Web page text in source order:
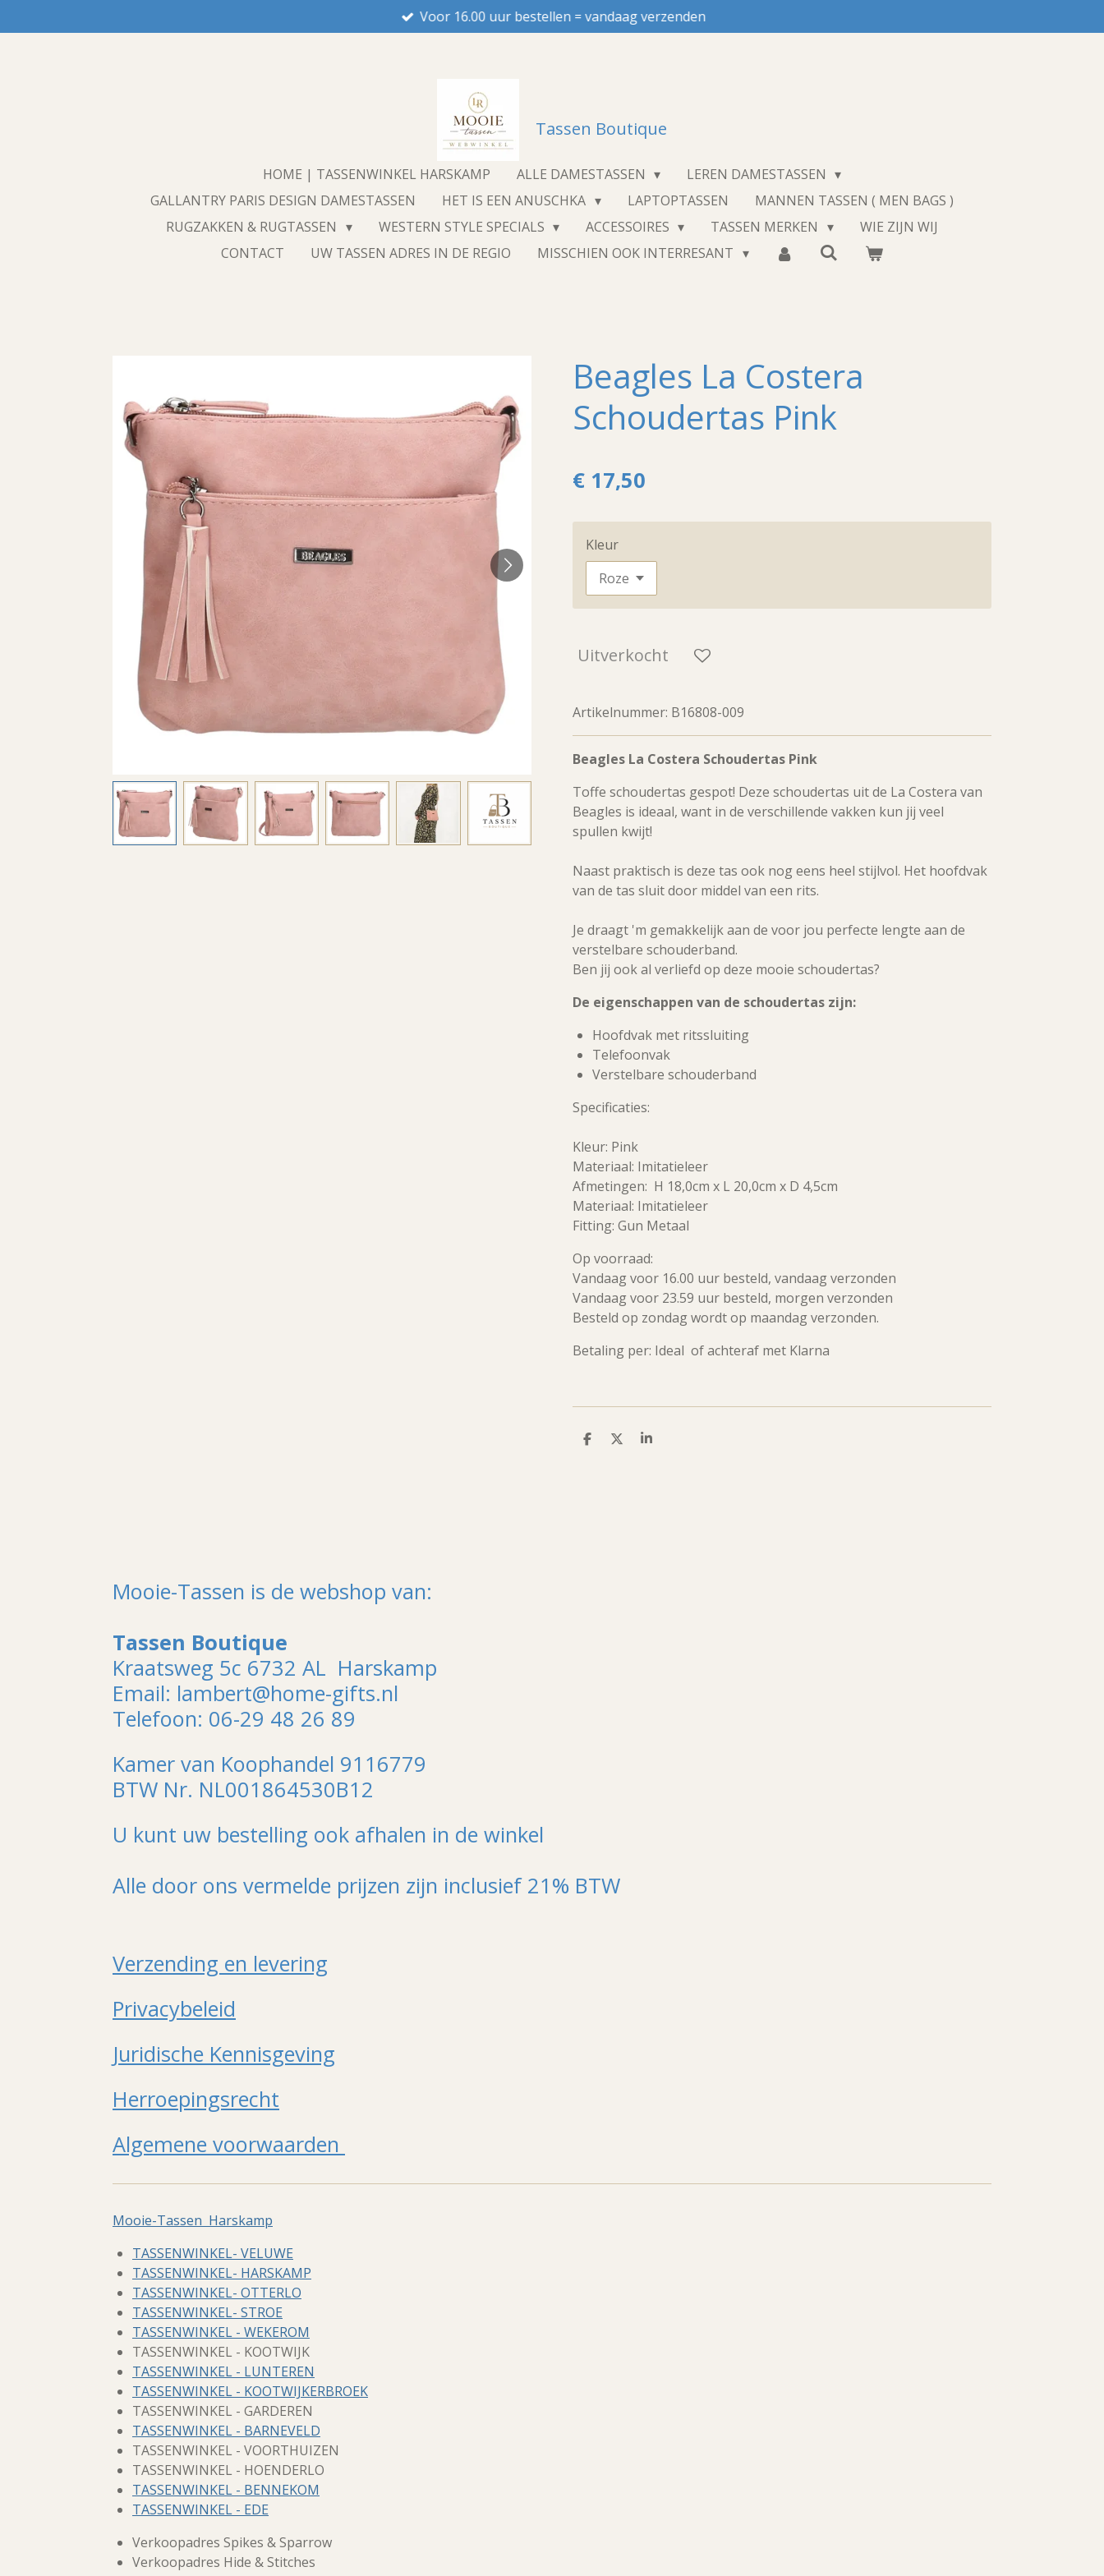
direct
Voor 16.00 uur bestellen = vandaag verzenden
Tassen Boutique
HOME | TASSENWINKEL HARSKAMP ALLE DAMESTASSEN
LEREN DAMESTASSEN
GALLANTRY PARIS DESIGN DAMESTASSEN
HET IS EEN ANUSCHKA LAPTOPTASSEN
MANNEN TASSEN ( MEN BAGS )
RUGZAKKEN & RUGTASSEN
WESTERN STYLE SPECIALS ACCESSOIRES TASSEN MERKEN
WIE ZIJN WIJ
CONTACT
UW TASSEN ADRES IN DE REGIO MISSCHIEN OOK INTERRESANT
Beagles La Costera
Schoudertas Pink
€ 17,50
Kleur
Uitverkocht
Artikelnummer: B16808-009
Beagles La Costera Schoudertas Pink
Toffe schoudertas gespot! Deze schoudertas uit de La Costera van
Beagles is ideaal, want in de verschillende vakken kun jij veel
spullen kwijt!
Naast praktisch is deze tas ook nog eens heel stijlvol. Het hoofdvak
van de tas sluit door middel van een rits.
Je draagt 'm gemakkelijk aan de voor jou perfecte lengte aan de
verstelbare schouderband.
Ben jij ook al verliefd op deze mooie schoudertas?
De eigenschappen van de schoudertas zijn:
Hoofdvak met ritssluiting
Telefoonvak
Verstelbare schouderband
Specificaties:
Kleur: Pink
Materiaal: Imitatieleer
Afmetingen: H 18,0cm x L 20,0cm x D 4,5cm
Materiaal: Imitatieleer
Fitting: Gun Metaal
Op voorraad:
Vandaag voor 16.00 uur besteld, vandaag verzonden
Vandaag voor 23.59 uur besteld, morgen verzonden
Besteld op zondag wordt op maandag verzonden.
Betaling per: Ideal of achteraf met Klarna
D
D
S
Mooie-Tassen is de webshop van:
Tassen Boutique
Kraatsweg 5c 6732 AL Harskamp
Email: lambert@home-gifts.nl
Telefoon: 06-29 48 26 89
Kamer van Koophandel 9116779
BTW Nr. NL001864530B12
U kunt uw bestelling ook afhalen in de winkel
Alle door ons vermelde prijzen zijn inclusief 21% BTW
Verzending en levering
Privacybeleid
Juridische Kennisgeving
Herroepingsrecht
Algemene voorwaarden
Mooie-Tassen Harskamp
TASSENWINKEL- VELUWE
TASSENWINKEL- HARSKAMP
TASSENWINKEL- OTTERLO
TASSENWINKEL- STROE
TASSENWINKEL - WEKEROM
TASSENWINKEL - KOOTWIJK
TASSENWINKEL - LUNTEREN
TASSENWINKEL - KOOTWIJKERBROEK
TASSENWINKEL - GARDEREN
TASSENWINKEL - BARNEVELD
TASSENWINKEL - VOORTHUIZEN
TASSENWINKEL - HOENDERLO
TASSENWINKEL - BENNEKOM
TASSENWINKEL - EDE
Verkoopadres Spikes & Sparrow
Verkoopadres Hide & Stitches